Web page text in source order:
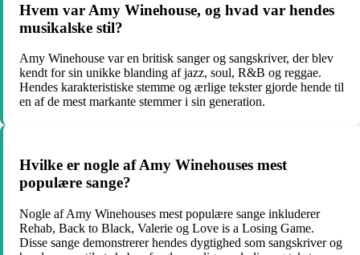
Hvem var Amy Winehouse, og hvad var hendes
musikalske stil?
Amy Winehouse var en britisk sanger og sangskriver, der blev
kendt for sin unikke blanding af jazz, soul, R&B og reggae.
Hendes karakteristiske stemme og ærlige tekster gjorde hende til
en af ​​de mest markante stemmer i sin generation.
Hvilke er nogle af Amy Winehouses mest
populære sange?
Nogle af Amy Winehouses mest populære sange inkluderer
Rehab, Back to Black, Valerie og Love is a Losing Game.
Disse sange demonstrerer hendes dygtighed som sangskriver og